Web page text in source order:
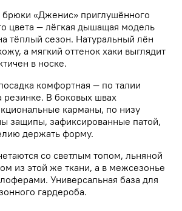
«Дженис» приглушённого
цвета — лёгкая дышащая модель
тёплый сезон. Натуральный лён
а мягкий оттенок хаки выглядит
в носке.
комфортная — по талии
резинке. В боковых швах
карманы, по низу
защипы, зафиксированные патой,
держать форму.
со светлым топом, льняной
из этой же ткани, а в межсезонье
Универсальная база для
гардероба.